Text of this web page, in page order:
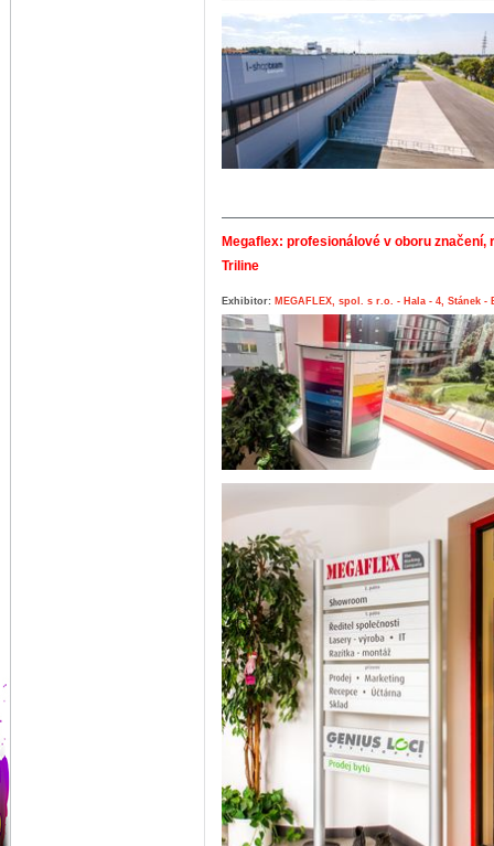
Megaflex: profesionálové v oboru
Triline
Exhibitor: MEGAFLEX, spol. s r.o. - Hala - 4, Stánek -